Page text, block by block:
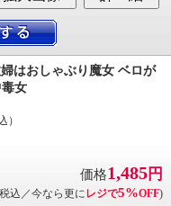
はおしゃぶり魔女 ベロが
女
）
価格1,485円
込／今なら更に レジで5%OFF)